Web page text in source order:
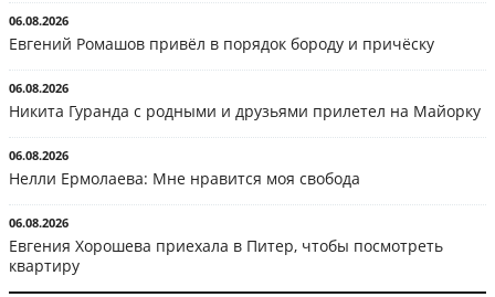
06.08.2026
Евгений Ромашов привёл в порядок бороду и причёску
06.08.2026
Никита Гуранда с родными и друзьями прилетел на Майорку
06.08.2026
Нелли Ермолаева: Мне нравится моя свобода
06.08.2026
Евгения Хорошева приехала в Питер, чтобы посмотреть
квартиру